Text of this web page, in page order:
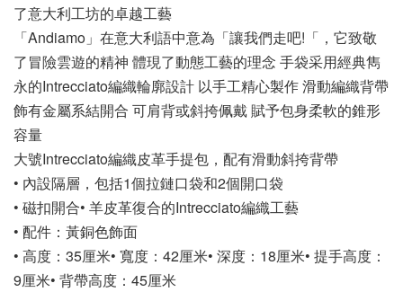
了意大利工坊的卓越工藝
「Andiamo」在意大利語中意為「讓我們走吧!「，它致敬
了冒險雲遊的精神 體現了動態工藝的理念 手袋采用經典雋
永的Intrecciato編織輪廓設計 以手工精心製作 滑動編織背帶
飾有金屬系結開合 可肩背或斜挎佩戴 賦予包身柔軟的錐形
容量
大號Intrecciato編織皮革手提包，配有滑動斜挎背帶
• 內設隔層，包括1個拉鏈口袋和2個開口袋
• 磁扣開合• 羊皮革復合的Intrecciato編織工藝
• 配件：黃銅色飾面
• 高度：35厘米• 寬度：42厘米• 深度：18厘米• 提手高度：
9厘米• 背帶高度：45厘米